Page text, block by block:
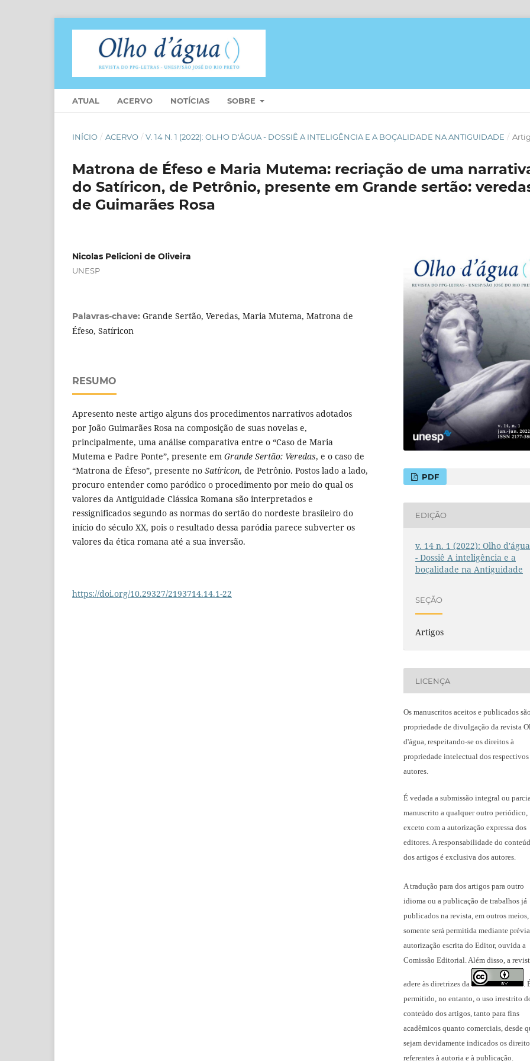
ATUAL ACERVO NOTÍCIAS SOBRE
INÍCIO / ACERVO / V. 14 N. 1 (2022): OLHO D'ÁGUA - DOSSIÊ A INTELIGÊNCIA E A BOÇALIDADE NA ANTIGUIDADE /
Matrona de Éfeso e Maria Mutema: recriação de uma
do Satíricon, de Petrônio, presente em Grande sertão:
de Guimarães Rosa
Nicolas Pelicioni de Oliveira
UNESP
Palavras-chave: Grande Sertão, Veredas, Maria Mutema, Matrona de
Éfeso, Satíricon
RESUMO
Apresento neste artigo alguns dos procedimentos narrativos adotados
por João Guimarães Rosa na composição de suas novelas e,
principalmente, uma análise comparativa entre o “Caso de Maria
Mutema e Padre Ponte”, presente em Grande Sertão: Veredas, e o caso de
“Matrona de Éfeso”, presente no Satíricon, de Petrônio. Postos lado a lado,
procuro entender como paródico o procedimento por meio do qual os
valores da Antiguidade Clássica Romana são interpretados e
ressignificados segundo as normas do sertão do nordeste brasileiro do
início do século XX, pois o resultado dessa paródia parece subverter os
valores da ética romana até a sua inversão.
https://doi.org/10.29327/2193714.14.1-22
PDF
EDIÇÃO
v. 14 n. 1 (2022): Olho d'água
- Dossiê A inteligência e a
boçalidade na Antiguidade
SEÇÃO
Artigos
LICENÇA
Os manuscritos aceitos e publicados
propriedade de divulgação da revista
d'água, respeitando-se os direitos à
propriedade intelectual dos respectivos
autores.
É vedada a submissão integral ou
manuscrito a qualquer outro periódico,
exceto com a autorização expressa dos
editores. A responsabilidade do
dos artigos é exclusiva dos autores.
A tradução para dos artigos para outro
idioma ou a publicação de trabalhos já
publicados na revista, em outros meios,
somente será permitida mediante prévia
autorização escrita do Editor, ouvida a
Comissão Editorial. Além disso, a
adere às diretrizes da
permitido, no entanto, o uso irrestrito
conteúdo dos artigos, tanto para fins
acadêmicos quanto comerciais, desde
sejam devidamente indicados os
referentes à autoria e à publicação.